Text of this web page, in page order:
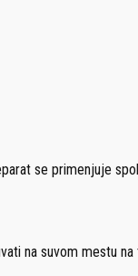
se primenjuje
na suvom mestu